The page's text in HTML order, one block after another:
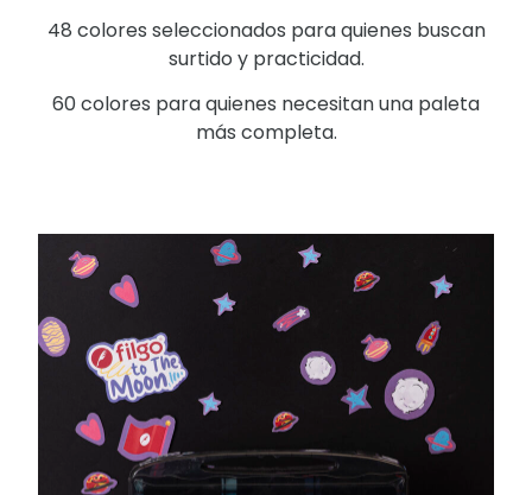
48 colores seleccionados para quienes buscan
surtido y practicidad.
60 colores para quienes necesitan una paleta
más completa.